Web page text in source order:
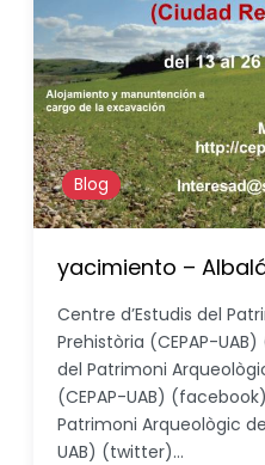
Blog
yacimiento –
Centre d’Estudis del
Prehistòria (CEPAP-
del Patrimoni
(CEPAP-UAB)
Patrimoni Arqueològic
UAB) (twitter)…